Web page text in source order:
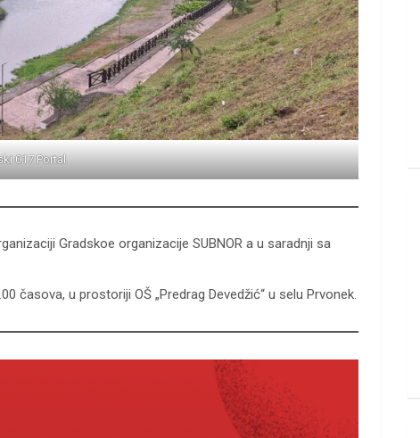
017 Portal
Gradskoe organizacije SUBNOR a u saradnji sa
časova, u prostoriji OŠ „Predrag Devedžić“ u selu Prvonek.